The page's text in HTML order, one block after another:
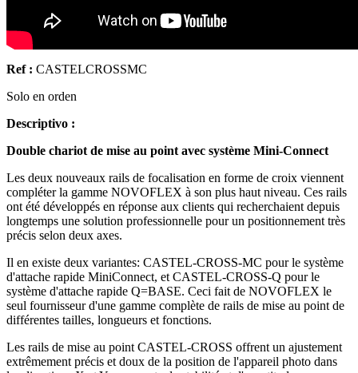
Ref : CASTELCROSSMC
Solo en orden
Descriptivo :
Double chariot de mise au point avec système Mini-Connect
Les deux nouveaux rails de focalisation en forme de croix viennent
compléter la gamme NOVOFLEX à son plus haut niveau. Ces rails
ont été développés en réponse aux clients qui recherchaient depuis
longtemps une solution professionnelle pour un positionnement très
précis selon deux axes.
Il en existe deux variantes: CASTEL-CROSS-MC pour le système
d'attache rapide MiniConnect, et CASTEL-CROSS-Q pour le
système d'attache rapide Q=BASE. Ceci fait de NOVOFLEX le
seul fournisseur d'une gamme complète de rails de mise au point de
différentes tailles, longueurs et fonctions.
Les rails de mise au point CASTEL-CROSS offrent un ajustement
extrêmement précis et doux de la position de l'appareil photo dans